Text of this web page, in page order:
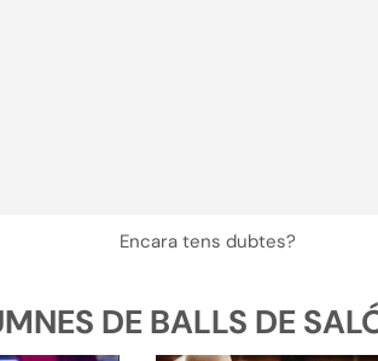
Encara tens dubtes?
DE BALLS DE